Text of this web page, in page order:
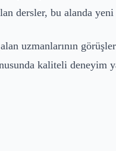
dersler, bu alanda
uzmanlarının
kaliteli deneyim